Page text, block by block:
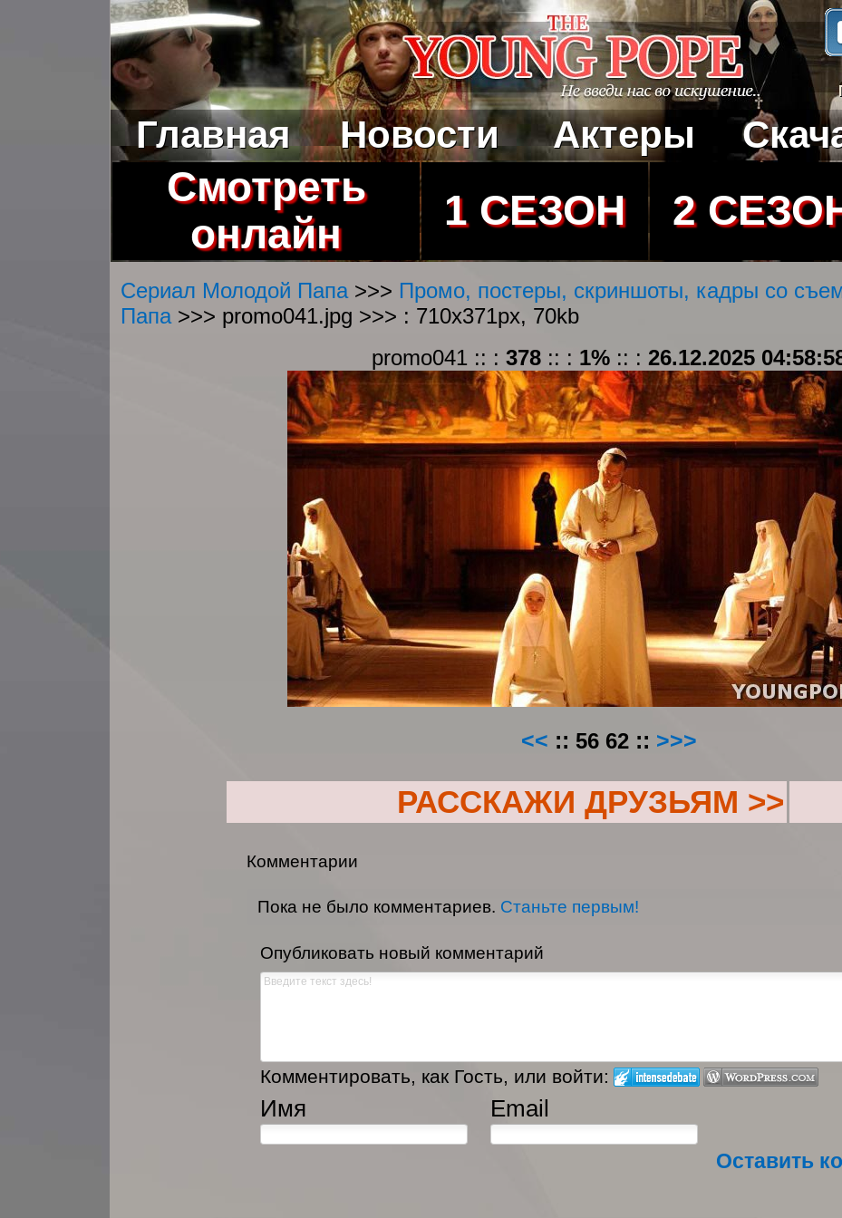
Главная Новости Актеры
Смотреть
онлайн
1 СЕЗОН 2
Сериал Молодой Папа>>> Промо, постеры, скриншоты, кадры со
Папа >>> promo041.jpg >>> : 710x371px, 70kb
promo041 :: : 378 :: : 1% :: : 26.12.2025
<< :: 56 62 :: >>>
РАССКАЖИ ДРУЗЬЯМ >>
Комментарии
Пока не было комментариев. Станьте первым!
Опубликовать новый комментарий
Комментировать, как Гость, или войти:
Имя Email
Оставить